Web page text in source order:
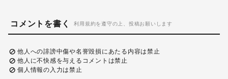
コメントを書く 利用規約を遵守の上、投稿お願いします
他人への誹謗中傷や名誉毀損にあたる内容は禁止
他人に不快感を与えるコメントは禁止
個人情報の入力は禁止